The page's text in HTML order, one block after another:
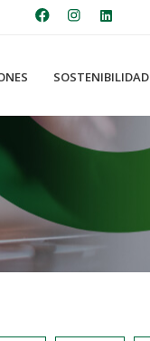
SOSTENIBILIDAD